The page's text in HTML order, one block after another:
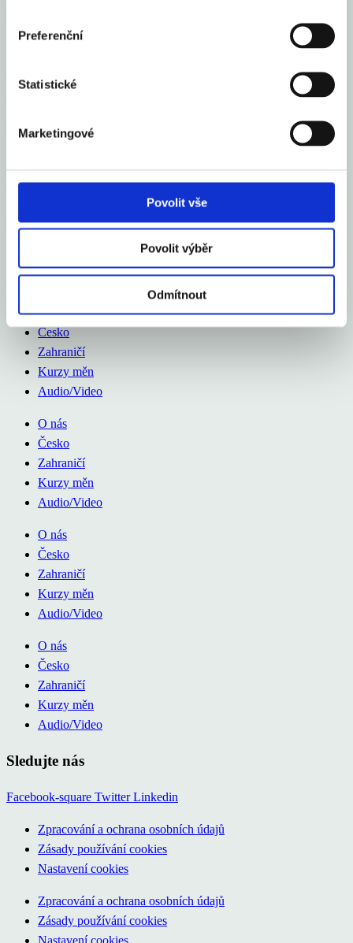
Preferenční
Statistické
Marketingové
Povolit vše
Povolit výběr
Odmítnout
% více než v roce 2024
Celý článek
2 %
Celý článek
Aexport.cz
O nás
Česko
Zahraničí
Kurzy měn
Audio/Video
O nás
Česko
Zahraničí
Kurzy měn
Audio/Video
O nás
Česko
Zahraničí
Kurzy měn
Audio/Video
O nás
Česko
Zahraničí
Kurzy měn
Audio/Video
Sledujte nás
Facebook-square Twitter Linkedin
Zpracování a ochrana osobních údajů
Zásady používání cookies
Nastavení cookies
Zpracování a ochrana osobních údajů
Zásady používání cookies
Nastavení cookies